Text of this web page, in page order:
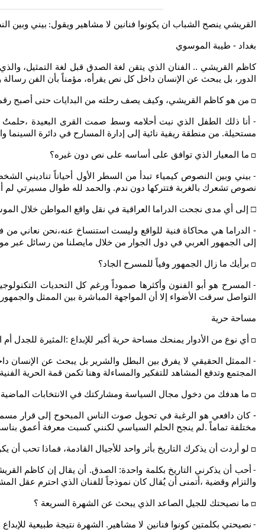
القريشي ينصح الشباب ان يكونوا فنانين لا مشاهير ويقول: بيني وبين
بغداد - طيبة الموسوي
‏‏كاظم القريشي .. الفنان الذي يتقن لغة الصدق قبل لغة التمثيل،
الدور، بل يبحث عن الإنسان داخل كل نص يقرأه، مؤمناً بأن الفن
□ من هو كاظم القريشي، وكيف يصف رحلته من البدايات حتى أصبح
-
أنا ذلك الطفل الذي نبت أحلامه وسط صمت القرى البعيدة ،‏حلمتُ
مستحيلة. ‏من منطقة ريفية نائية إلى إدارة المسارح في دائرة السينما
□ ما المعيار الذي توافق على أساسه على نص دون غيره؟
- بيني وبين النصوص كيمياء تبدأ من السطر الأول ‏أحياناً
نصوص تشعرك بالغربة فتتركها دون ندم. والحمد لله طوال مسيرتي لم
‏□ إلى أي مدى نجحت الدراما العراقية في نقل واقع المواطن خلال
‏- الدراما هي محاكاة فنية للواقع وليست استنساخ عنه،‏نحن نعاني من
إلى الجمهور العربي في دول الجوار من خلال مايصلنا من رسائل
□ برأيك ما زال الجمهور وفياً للمسرح الجاد؟
- المسرح هو أبو الفنون وأكثرها صموداً ورغم كل التحديات
التواصل سرقت الأضواء إلا أن المواجهة المباشرة بين الممثل
مساحة حرية
□ أي نوع من الأدوار يمنحك مساحة حرية أكبر للإبداع :المثيرة للجدل أم
- الممثل الحقيقي لا يفرق بين البطل والشرير بل يبحث عن
المجتمع وتدفع المشاهد للتفكير والمساءلة وهنا تكمن قمة الحرية الفنية
□ ما هدفك من دخول مجال السياسة ومشاركتك في الانتخابات
‏- كان دافعي هو الرغبة في تحويل صوت الناس المبحوح إلى قرار
مختلفة تماماً .‏لم ينجح الحلم السياسي لكنني كسبت معرفة أعمق
□ لو أردت أن يذكرك التاريخ بأثر واحد للأجيال القادمة، فماذا تحب أن
- أحب أن يذكرني التاريخ بكلمة واحدة: الصدق. ‏أن يقال إن كاظم
والتزام وقضية ،‏أتمنى أن يُقال كان نموذجاً للفنان الذي احترم عقل
□ ما نصيحتك للجيل الصاعد الذي يبحث عن الشهرة السريعة ؟
- نصيحتي بكلمتين كونوا فنانين لا مشاهير. ‏الشهرة نتيجة طبيعية